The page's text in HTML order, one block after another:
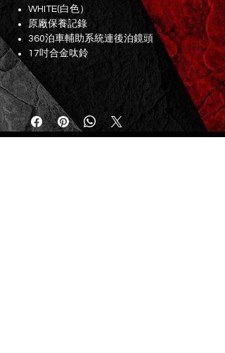
WHITE(白色）
原廠保養記錄
360泊車輔助系統連後泊鏡頭
17吋合金呔鈴